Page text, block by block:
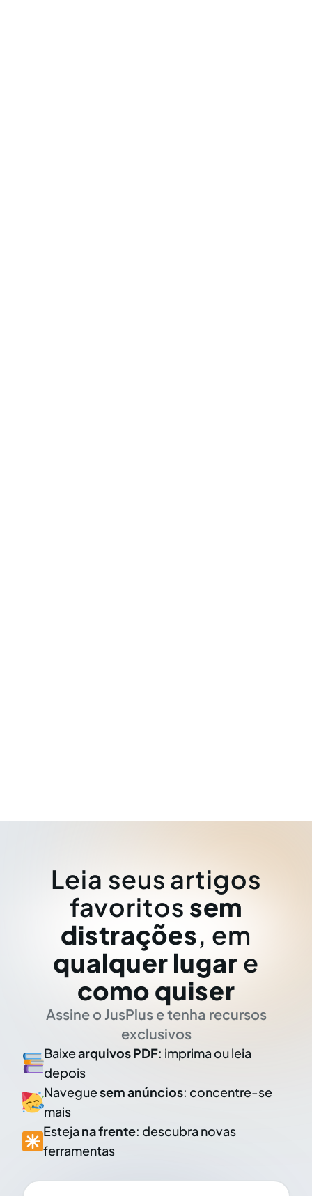
Leia seus artigos
favoritos sem
distrações, em
qualquer lugar e
como quiser
Assine o JusPlus e tenha recursos
exclusivos
Baixearquivos PDF: imprima ou leia
depois
Naveguesem anúncios: concentre-se
mais
Esteja na frente: descubra novas
ferramentas